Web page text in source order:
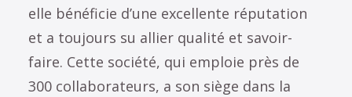
elle bénéficie d’une excellente réputation
et a toujours su allier qualité et savoir-
faire. Cette société, qui emploie près de
300 collaborateurs, a son siège dans la